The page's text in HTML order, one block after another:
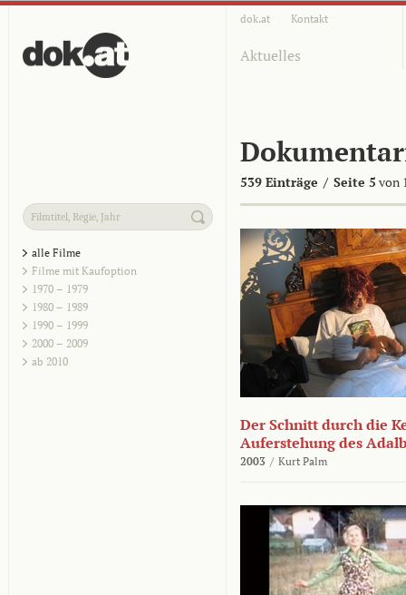
dok.at Kontakt
Aktuelles
539 Einträge / Seite 5 von
alle Filme
Filme mit Kaufoption
1970 – 1979
1980 – 1989
1990 – 1999
2000 – 2009
ab 2010
Der Schnitt durch die
Auferstehung des
2003 / Kurt Palm